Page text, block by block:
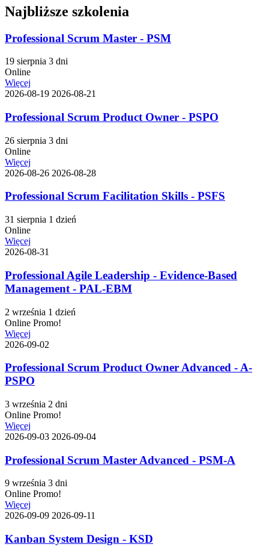
Najbliższe szkolenia
Professional Scrum Master - PSM
19 sierpnia 3 dni
Online
Więcej
2026-08-19 2026-08-21
Professional Scrum Product Owner - PSPO
26 sierpnia 3 dni
Online
Więcej
2026-08-26 2026-08-28
Professional Scrum Facilitation Skills - PSFS
31 sierpnia 1 dzień
Online
Więcej
2026-08-31
Professional Agile Leadership - Evidence-Based
Management - PAL-EBM
2 września 1 dzień
Online Promo!
Więcej
2026-09-02
Professional Scrum Product Owner Advanced - A-
PSPO
3 września 2 dni
Online Promo!
Więcej
2026-09-03 2026-09-04
Professional Scrum Master Advanced - PSM-A
9 września 3 dni
Online Promo!
Więcej
2026-09-09 2026-09-11
Kanban System Design - KSD